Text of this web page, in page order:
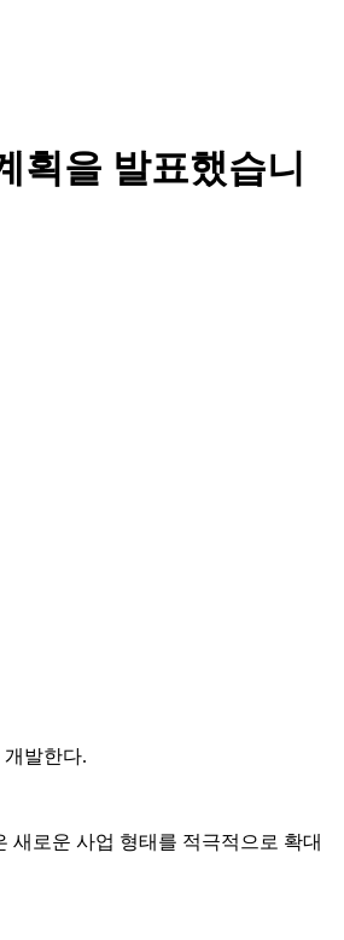
획을 발표했습니
발한다.
새로운 사업 형태를 적극적으로 확대